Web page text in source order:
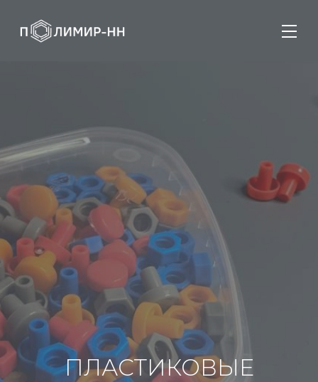
ПЛАСТИКОВЫЕ